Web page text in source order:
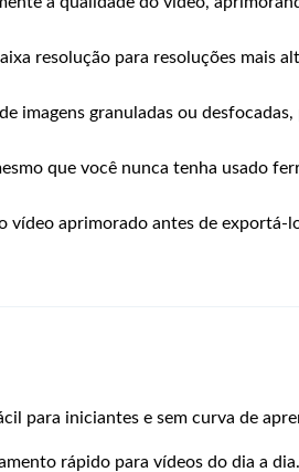
resolução para resoluções mais
imagens granuladas ou
que você nunca tenha usado
vídeo aprimorado antes de exportá-
para iniciantes e sem curva de
rápido para vídeos do dia a dia.